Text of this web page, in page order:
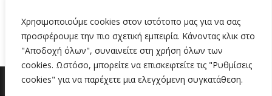
Χρησιμοποιούμε cookies στον ιστότοπο μας για να σας
προσφέρουμε την πιο σχετική εμπειρία. Κάνοντας κλικ στο
"Αποδοχή όλων", συναινείτε στη χρήση όλων των
cookies. Ωστόσο, μπορείτε να επισκεφτείτε τις "Ρυθμίσεις
cookies" για να παρέχετε μια ελεγχόμενη συγκατάθεση.